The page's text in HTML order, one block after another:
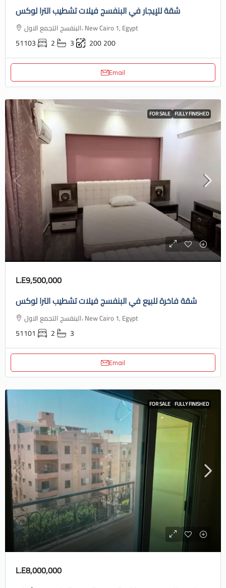
شقة للإيجار في البنفسج فيلات تشطيب الترا لوكس
البنفسج التجمع الاول، New Cairo 1, Egypt
51103 2 3 200200
Email
FOR SALE FULLY FINISHED
L.E9,500,000
شقة فاخرة للبيع في البنفسج فيلات تشطيب الترا لوكس
البنفسج التجمع الاول، New Cairo 1, Egypt
51101 2 3
Email
FOR SALE FULLY FINISHED
L.E8,000,000